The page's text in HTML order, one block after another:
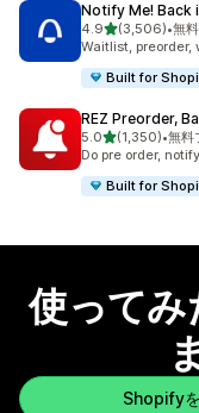
Notify Me! Back
4.95つ星中
(3,506)
合計レビュー数：
•無
Waitlist, preorder,
Built for
REZ Preorder,
5.05つ星中
(1,350)
合計レビュー数：
•無料
Do pre order,
Built for
使ってみ
Shopify